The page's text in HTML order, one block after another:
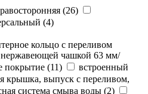
(26)
(4)
кольцо с переливом
чашкой 63 мм/
покрытие (11)
встроенный
крышка, выпуск с переливом,
система смыва воды (2)